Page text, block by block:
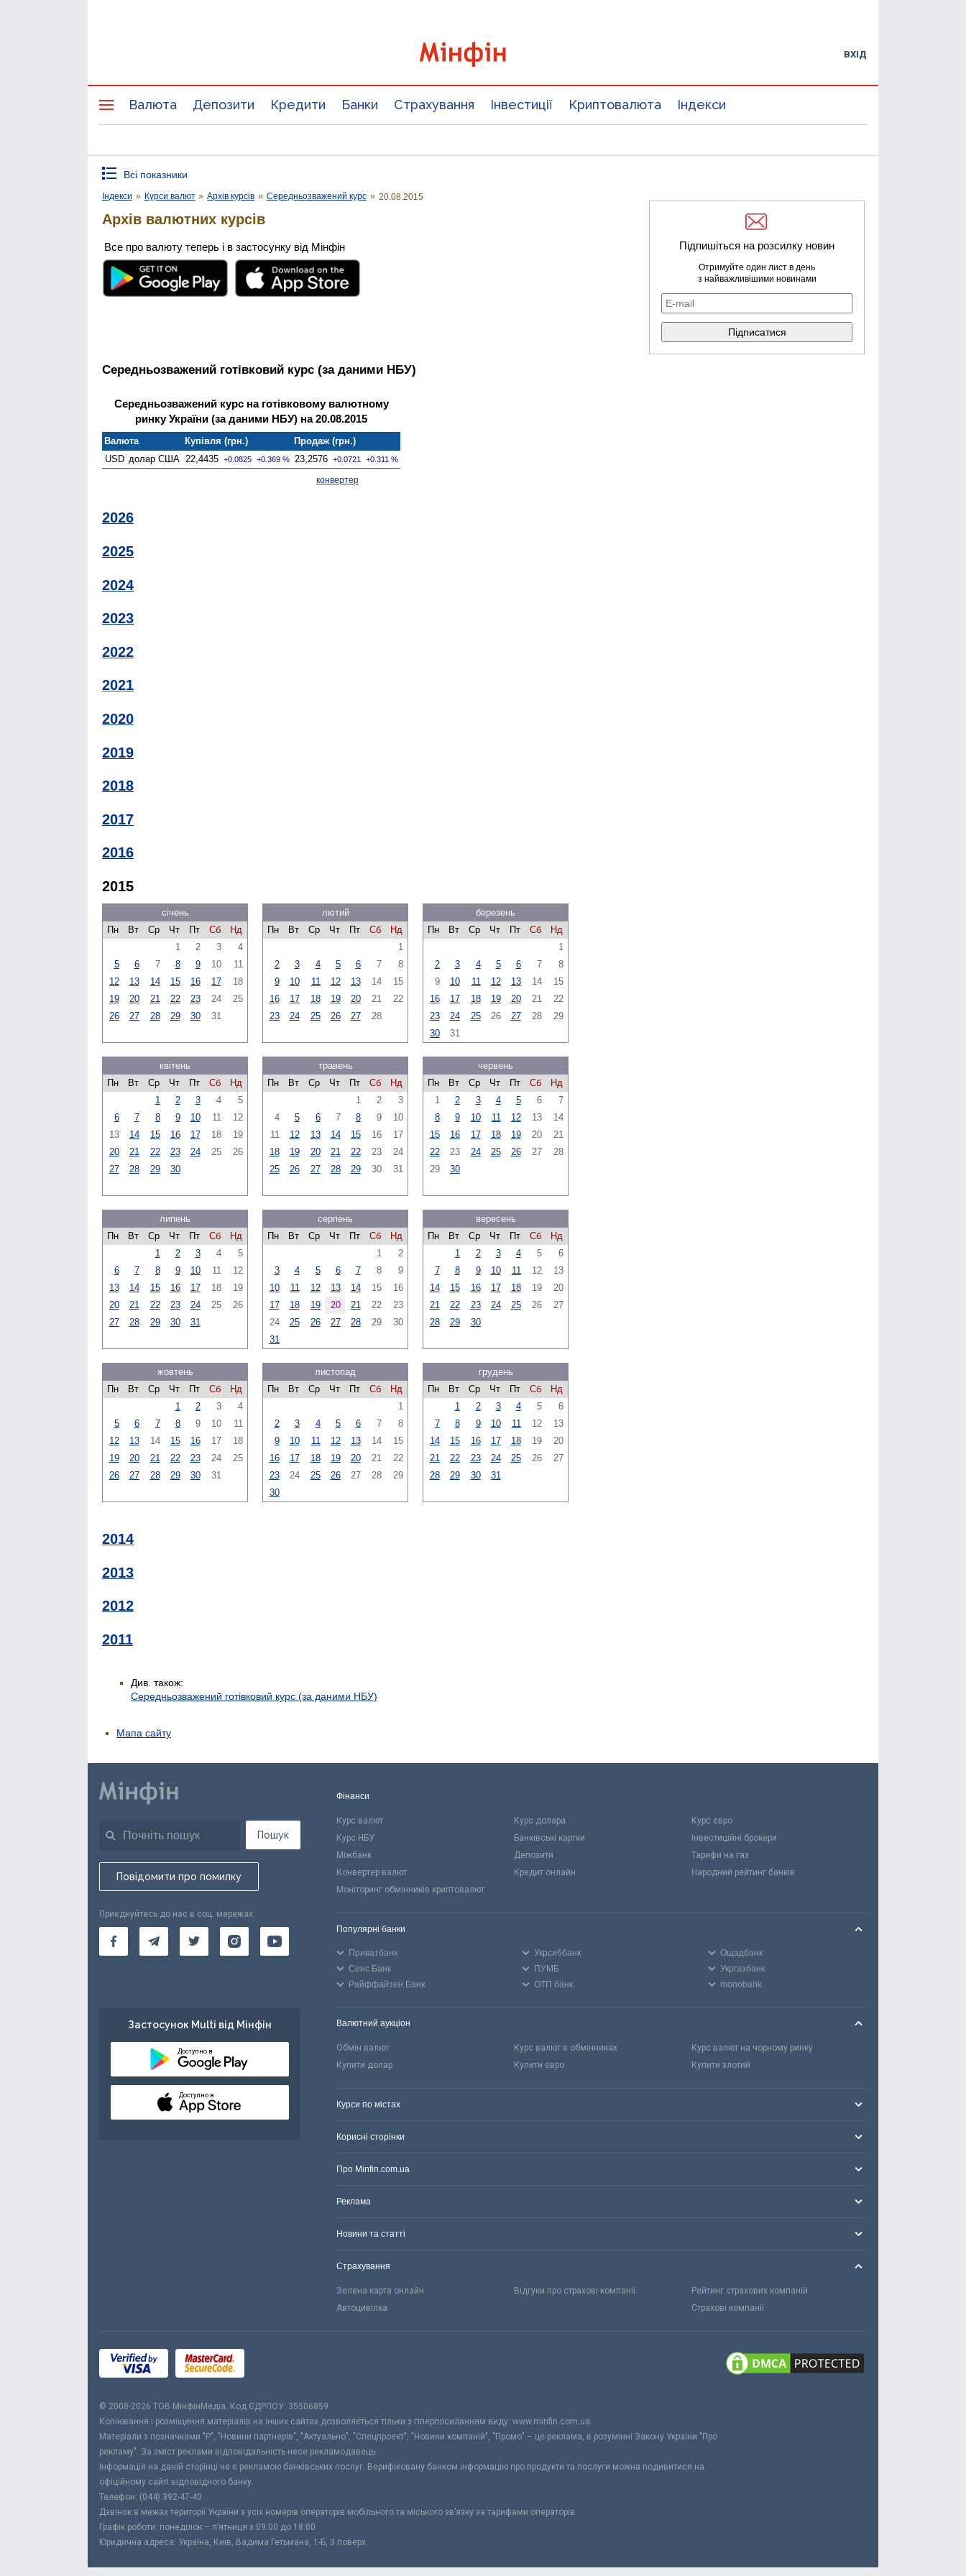
ВХІД
Валюта Депозити Кредити Банки Страхування Інвестиції Криптовалюта Індекси
Всі показники
Індекси » Курси валют » Архів курсів » Середньозважений курс » 20.08.2015
Архів валютних курсів
Все про валюту теперь і в застосунку від Мінфін
Середньозважений готівковий курс (за даними НБУ)
Середньозважений курс на готівковому валютному
ринку України (за даними НБУ) на 20.08.2015
Валюта Купівля (грн.)
Продаж (грн.)
USD долар США 22,4435 +0.0825 +0.369 % 23,2576 +0.0721 +0.311 %
конвертер
2026
2025
2024
2023
2022
2021
2020
2019
2018
2017
2016
2015
січень
Пн
Вт Ср Чт Пт Сб
Нд
1
2 3
4
5
6 7 8 9 10
11
12
13 14 15 16 17
18
19
20 21 22 23 24
25
26
27 28 29 30 31
лютий
Пн
Вт Ср Чт Пт Сб
Нд
1
2
3 4 5 6 7
8
9
10 11 12 13 14
15
16
17 18 19 20 21
22
23
24 25 26 27 28
березень
Пн
Вт Ср Чт Пт Сб
Нд
1
2
3 4 5 6 7
8
9
10 11 12 13 14
15
16
17 18 19 20 21
22
23
24 25 26 27 28
29
30
31
квітень
Пн
Вт Ср Чт Пт Сб
Нд
1
2 3 4
5
6
7 8 9 10 11
12
13
14 15 16 17 18
19
20
21 22 23 24 25
26
27
28 29 30
травень
Пн
Вт Ср Чт Пт Сб
Нд
1
2
3
4
5 6 7 8 9
10
11
12 13 14 15 16
17
18
19 20 21 22 23
24
25
26 27 28 29 30 31
червень
Пн
Вт Ср Чт Пт Сб
Нд
1
2 3 4 5 6
7
8
9 10 11 12 13
14
15
16 17 18 19 20
21
22
23 24 25 26 27
28
29
30
липень
Пн
Вт Ср Чт Пт Сб
Нд
1
2 3 4
5
6
7 8 9 10 11
12
13
14 15 16 17 18
19
20
21 22 23 24 25
26
27
28 29 30 31
серпень
Пн
Вт Ср Чт Пт Сб
Нд
1
2
3
4 5 6 7 8
9
10
11 12 13 14 15
16
17
18 19 20 21 22
23
24
25 26 27 28 29
30
31
вересень
Пн
Вт Ср Чт Пт Сб
Нд
1
2 3 4 5
6
7
8 9 10 11 12
13
14
15 16 17 18 19
20
21
22 23 24 25 26
27
28
29 30
жовтень
Пн
Вт Ср Чт Пт Сб
Нд
1
2 3
4
5
6 7 8 9 10
11
12
13 14 15 16 17
18
19
20 21 22 23 24
25
26
27 28 29 30 31
листопад
Пн
Вт Ср Чт Пт Сб
Нд
1
2
3 4 5 6 7
8
9
10 11 12 13 14
15
16
17 18 19 20 21
22
23
24 25 26 27 28
29
30
грудень
Пн
Вт Ср Чт Пт Сб
Нд
1
2 3 4 5
6
7
8 9 10 11 12
13
14
15 16 17 18 19
20
21
22 23 24 25 26
27
28
29 30 31
2014
2013
2012
2011
Див. також:
Середньозважений готівковий курс (за даними НБУ)
Підпишіться на розсилку новин
Отримуйте один лист в день
з найважливішими новинами
Мапа сайту
Пошук
Повідомити про помилку
Приєднуйтесь до нас в соц. мережах:
Застосунок Multi від Мінфін
Доступно в
Доступно в
Фінанси
Курс валют Курс долара
Курс євро
Курс НБУ
Банківські картки
Інвестиційні брокери
Міжбанк
Депозити
Тарифи на газ
Конвертер валют
Кредит онлайн
Народний рейтинг банків
Моніторинг обмінників криптовалют
Популярні банки
Приватбанк Укрсиббанк
Ощадбанк
Сенс Банк
ПУМБ
Укргазбанк
Райффайзен Банк
ОТП банк monobank
Валютний аукціон
Обмін валют Курс валют в обмінниках
Курс валют на чорному ринку
Купити долар
Купити євро Купити злотий
Курси по містах
Корисні сторінки
Про Minfin.com.ua
Реклама
Новини та статті
Страхування
Зелена карта онлайн Відгуки про страхові компанії
Рейтинг страхових компаній
Автоцивілка
Страхові компанії
© 2008-2026 ТОВ МiнфiнМедiа. Код ЄДРПОУ: 35506859
Копіювання і розміщення матеріалів на інших сайтах дозволяється тільки з гіперпосиланням виду: www.minfin.com.ua
Матеріали з позначками "Р", "Новини партнерів", "Актуально", "Спецпроект", "Новини компаній", "Промо" – це реклама, в розумінні Закону України "Про
рекламу". За зміст реклами відповідальність несе рекламодавець.
Інформація на даній сторінці не є рекламою банківських послуг. Верифіковану банком інформацію про продукти та послуги можна подивитися на
офіційному сайті відповідного банку.
Телефон: (044) 392-47-40
Дзвінок в межах території України з усіх номерів операторів мобільного та міського зв’язку за тарифами операторів
Графік роботи: понеділок – п’ятниця з 09:00 до 18:00
Юридична адреса: Україна, Київ, Вадима Гетьмана, 1-Б, 3 поверх